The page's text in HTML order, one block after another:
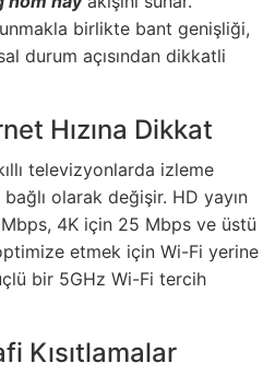
birlikte bant genişliği,
durum açısından dikkatli
Hızına Dikkat
televizyonlarda izleme
olarak değişir. HD yayın
4K için 25 Mbps ve üstü
etmek için Wi-Fi yerine
bir 5GHz Wi-Fi tercih
Kısıtlamalar